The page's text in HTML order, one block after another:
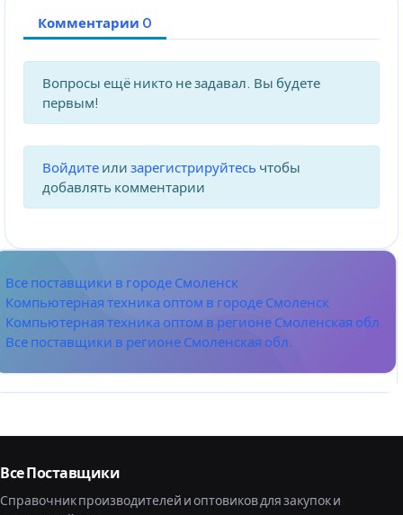
Комментарии 0
Вопросы ещё никто не задавал. Вы будете
первым!
Войдите или зарегистрируйтесь чтобы
добавлять комментарии
Все поставщики в городе Смоленск
Компьютерная техника оптом в городе Смоленск
Компьютерная техника оптом в регионе Смоленская обл.
Все поставщики в регионе Смоленская обл.
Все Поставщики
Справочник производителей и оптовиков для закупок и